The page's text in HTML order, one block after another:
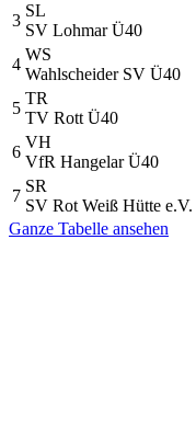
3
SL
SV Lohmar Ü40
4
WS
Wahlscheider SV Ü40
5
TR
TV Rott Ü40
6
VH
VfR Hangelar Ü40
7
SR
SV Rot Weiß Hütte e.V.
Ganze Tabelle ansehen